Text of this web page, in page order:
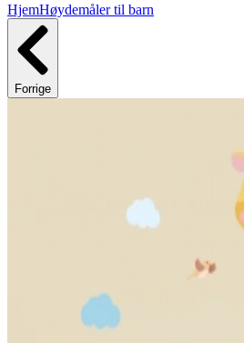
HjemHøydemåler til barn
Forrige